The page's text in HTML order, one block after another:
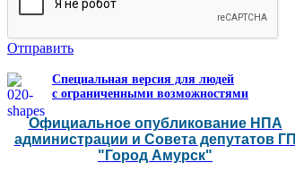
Отправить
Специальная версия для людей
с ограниченными возможностями
Официальное опубликование НПА
администрации и Совета депутатов ГП
"Город Амурск"